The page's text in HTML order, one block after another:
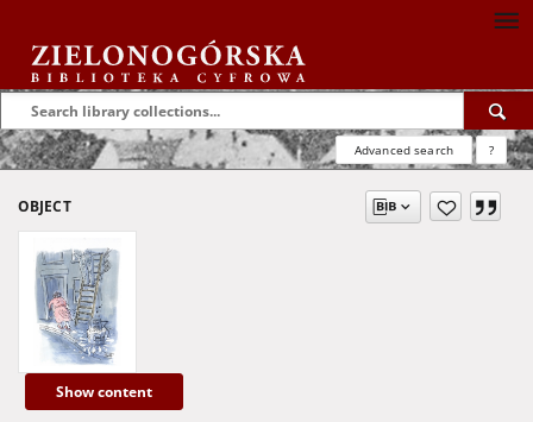
Advanced search ?
OBJECT
Show content